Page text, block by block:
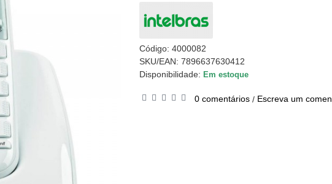
Código: 4000082
SKU/EAN: 7896637630412
Disponibilidade: Em estoque
0 comentários / Escreva um